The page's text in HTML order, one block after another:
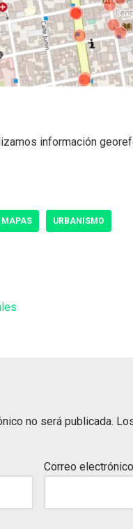
información
MAPAS URBANISMO
no será publicada.
Correo electrónico